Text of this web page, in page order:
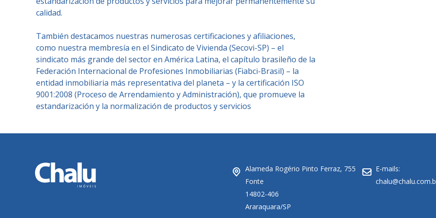
calidad.
También destacamos nuestras numerosas certificaciones y afiliaciones,
como nuestra membresía en el Sindicato de Vivienda (Secovi-SP) – el
sindicato más grande del sector en América Latina, el capítulo brasileño de la
Federación Internacional de Profesiones Inmobiliarias (Fiabci-Brasil) – la
entidad inmobiliaria más representativa del planeta – y la certificación ISO
9001:2008 (Proceso de Arrendamiento y Administración), que promueve la
estandarización y la normalización de productos y servicios
Alameda Rogério Pinto Ferraz, 755
Fonte
14802-406
Araraquara/SP
E-mails: